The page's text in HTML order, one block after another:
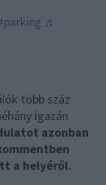
♬
több száz
igazán
azonban
a helyéről.